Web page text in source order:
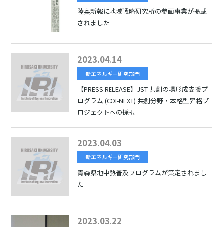
陸奥新報に地域戦略研究所の参画事業が掲載
されました
2023.04.14
新エネルギー研究部門
【PRESS RELEASE】JST 共創の場形成支援プ
ログラム (COI-NEXT) 共創分野・本格型昇格プ
ロジェクトへの採択
2023.04.03
新エネルギー研究部門
青森県地中熱普及プログラムが策定されまし
た
2023.03.22